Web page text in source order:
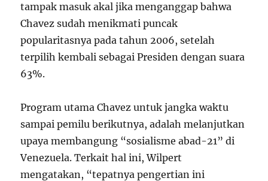
tampak masuk akal jika menganggap bahwa
Chavez sudah menikmati puncak
popularitasnya pada tahun 2006, setelah
terpilih kembali sebagai Presiden dengan suara
63%.
Program utama Chavez untuk jangka waktu
sampai pemilu berikutnya, adalah melanjutkan
upaya membangung “sosialisme abad-21” di
Venezuela. Terkait hal ini, Wilpert
mengatakan, “tepatnya pengertian ini